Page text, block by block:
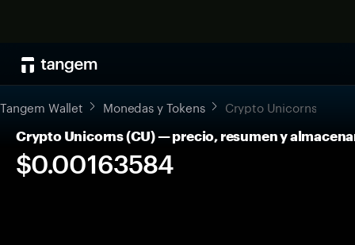
Tangem Wallet Monedas y Tokens Crypto Unicorns
Crypto Unicorns (CU) — precio, resumen y
$0.00163584